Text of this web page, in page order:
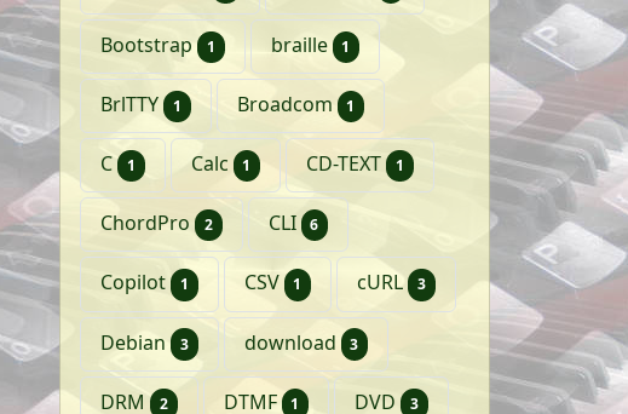
Bootstrap 1 artikelbraille 1 artikel
BrlTTY 1 artikelBroadcom 1 artikel
C 1 artikelCalc 1 artikelCD-TEXT 1 artikel
ChordPro 2 artikelen
CLI 6 artikelen
Copilot 1 artikelCSV 1 artikelcURL 3 artikelen
Debian 3 artikelendownload 3 artikelen
DRM 2 artikelen
DTMF 1 artikelDVD 3 artikelen